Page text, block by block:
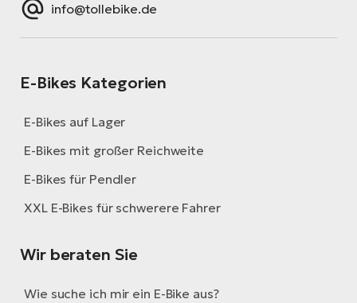
info@tollebike.de
E-Bikes Kategorien
E-Bikes auf Lager
E-Bikes mit großer Reichweite
E-Bikes für Pendler
XXL E-Bikes für schwerere Fahrer
Wir beraten Sie
Wie suche ich mir ein E-Bike aus?